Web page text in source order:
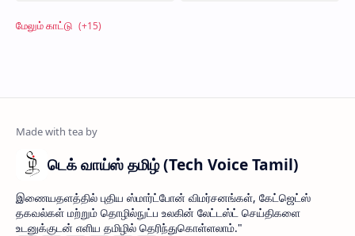
டெக் வாய்ஸ் தமிழ் (Tech Voice Tamil)
இணையதளத்தில் புதிய ஸ்மார்ட்போன் விமர்சனங்கள், கேட்ஜெட்ஸ்
தகவல்கள் மற்றும் தொழில்நுட்ப உலகின் லேட்டஸ்ட் செய்திகளை
உடனுக்குடன் எளிய தமிழில் தெரிந்துகொள்ளலாம்."